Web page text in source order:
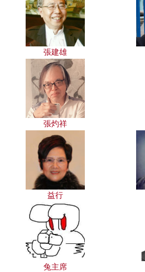
張建雄
張灼祥
益行
兔主席